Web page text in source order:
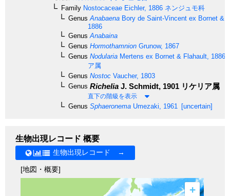
Family Nostocaceae Eichler, 1886 ネンジュモ科
Genus Anabaena Bory de Saint-Vincent ex Bornet &
1886
Genus Anabaina
Genus Hormothamnion Grunow, 1867
Genus Nodularia Mertens ex Bornet & Flahault, 1886
ア属
Genus Nostoc Vaucher, 1803
Genus Richelia J. Schmidt, 1901 リケリア属
直下の階級を表示
Genus Sphaeronema Umezaki, 1961 [uncertain]
生物出現レコード 概要
生物出現レコード →
[地図・概要]
+